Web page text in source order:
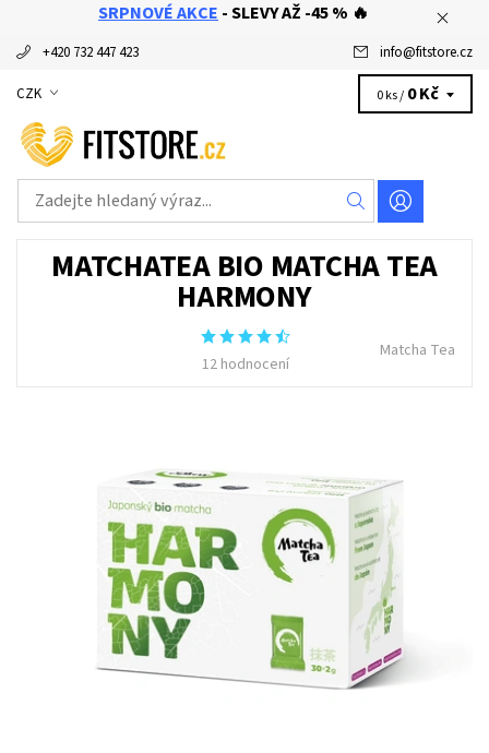
SRPNOVÉ AKCE - SLEVY AŽ -45 % 🔥
+420 732 447 423 info@fitstore.cz
CZK 0 ks / 0 Kč
MATCHATEA BIO MATCHA TEA
HARMONY
12 hodnocení
Matcha Tea